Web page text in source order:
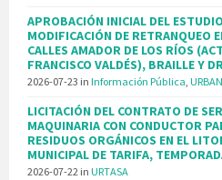
APROBACIÓN INICIAL DEL
MODIFICACIÓN DE RETRANQUEO
CALLES AMADOR DE LOS RÍOS
FRANCISCO VALDÉS), BRAILLE Y
2026-07-23 in Información Pública,
LICITACIÓN DEL CONTRATO DE
MAQUINARIA CON CONDUCTOR
RESIDUOS ORGÁNICOS EN EL
MUNICIPAL DE TARIFA,
2026-07-22 in URTASA